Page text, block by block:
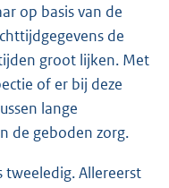
op basis van de
de
groot lijken. Met
of er bij deze
lange
de geboden zorg.
tweeledig. Allereerst